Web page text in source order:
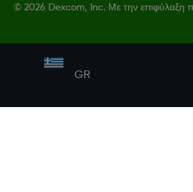
© 2026 Dexcom, Inc. Με την επιφύλαξη
GR